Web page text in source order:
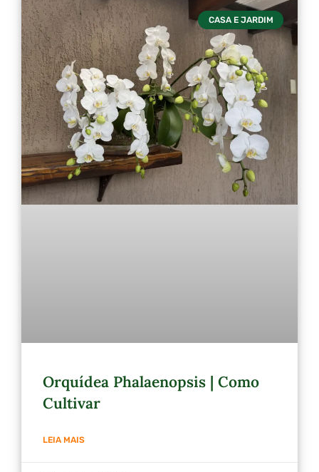
CASA E JARDIM
Orquídea Phalaenopsis | Como
Cultivar
LEIA MAIS